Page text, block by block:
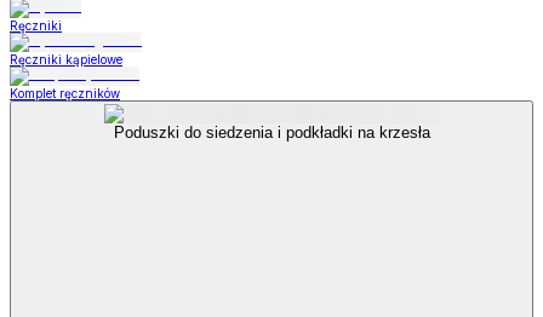
Ręczniki
Ręczniki kąpielowe
Komplet ręczników
Poduszki do siedzenia i podkładki na krzesła